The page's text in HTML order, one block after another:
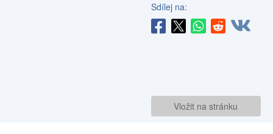
Sdílej na:
Vložit na stránku